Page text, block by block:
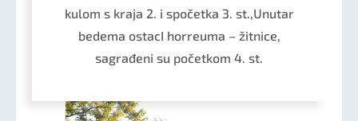
kulom s kraja 2. i spočetka 3. st.,Unutar
bedema ostacI horreuma – žitnice,
sagrađeni su početkom 4. st.